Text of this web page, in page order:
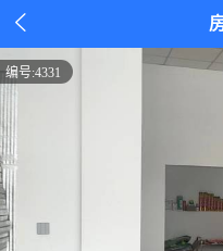

编号:4331